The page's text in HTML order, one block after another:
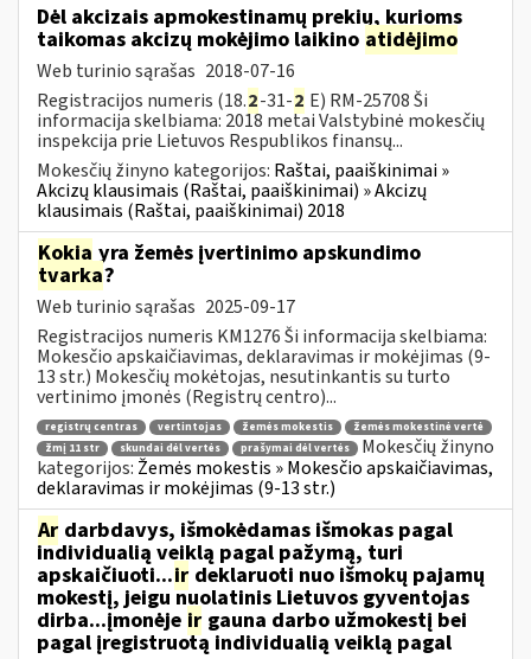
Dėl akcizais apmokestinamų prekių, kurioms
taikomas akcizų mokėjimo laikino atidėjimo
Web turinio sąrašas 2018-07-16
Registracijos numeris (18.2-31-2 E) RM-25708 Ši
informacija skelbiama: 2018 metai Valstybinė mokesčių
inspekcija prie Lietuvos Respublikos finansų...
Mokesčių žinyno kategorijos: Raštai, paaiškinimai »
Akcizų klausimais (Raštai, paaiškinimai) » Akcizų
klausimais (Raštai, paaiškinimai) 2018
Kokia yra žemės įvertinimo apskundimo
tvarka?
Web turinio sąrašas 2025-09-17
Registracijos numeris KM1276 Ši informacija skelbiama:
Mokesčio apskaičiavimas, deklaravimas ir mokėjimas (9-
13 str.) Mokesčių mokėtojas, nesutinkantis su turto
vertinimo įmonės (Registrų centro)...
registrų centras vertintojas žemės mokestis
žemės mokestinė vertė
žmį 11 str
skundai dėl vertės prašymai dėl vertės
Mokesčių žinyno
kategorijos: Žemės mokestis » Mokesčio apskaičiavimas,
deklaravimas ir mokėjimas (9-13 str.)
Ar darbdavys, išmokėdamas išmokas pagal
individualią veiklą pagal pažymą, turi
apskaičiuoti...ir deklaruoti nuo išmokų pajamų
mokestį, jeigu nuolatinis Lietuvos gyventojas
dirba...įmonėje ir gauna darbo užmokestį bei
pagal įregistruotą individualią veiklą pagal